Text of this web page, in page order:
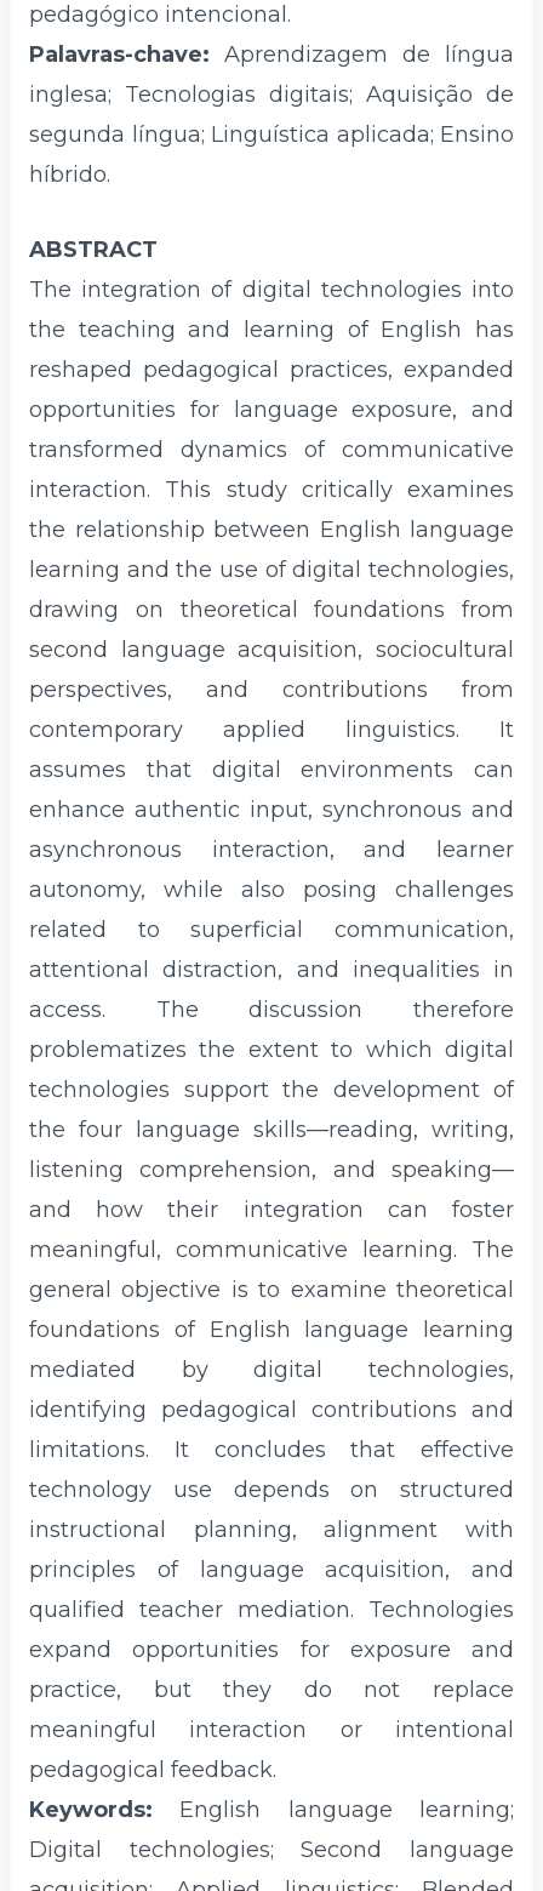
pedagógico intencional.
Palavras-chave: Aprendizagem de língua
inglesa; Tecnologias digitais; Aquisição de
segunda língua; Linguística aplicada; Ensino
híbrido.
ABSTRACT
The integration of digital technologies into
the teaching and learning of English has
reshaped pedagogical practices, expanded
opportunities for language exposure, and
transformed dynamics of communicative
interaction. This study critically examines
the relationship between English language
learning and the use of digital technologies,
drawing on theoretical foundations from
second language acquisition, sociocultural
perspectives, and contributions from
contemporary applied linguistics. It
assumes that digital environments can
enhance authentic input, synchronous and
asynchronous interaction, and learner
autonomy, while also posing challenges
related to superficial communication,
attentional distraction, and inequalities in
access. The discussion therefore
problematizes the extent to which digital
technologies support the development of
the four language skills—reading, writing,
listening comprehension, and speaking—
and how their integration can foster
meaningful, communicative learning. The
general objective is to examine theoretical
foundations of English language learning
mediated by digital technologies,
identifying pedagogical contributions and
limitations. It concludes that effective
technology use depends on structured
instructional planning, alignment with
principles of language acquisition, and
qualified teacher mediation. Technologies
expand opportunities for exposure and
practice, but they do not replace
meaningful interaction or intentional
pedagogical feedback.
Keywords: English language learning;
Digital technologies; Second language